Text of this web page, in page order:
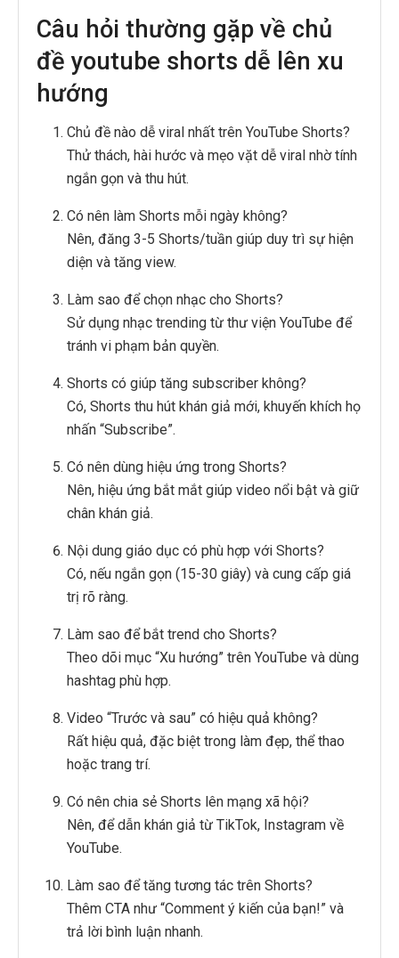
Câu hỏi thường gặp về chủ
đề youtube shorts dễ lên xu
hướng
Chủ đề nào dễ viral nhất trên YouTube Shorts?
Thử thách, hài hước và mẹo vặt dễ viral nhờ tính
ngắn gọn và thu hút.
Có nên làm Shorts mỗi ngày không?
Nên, đăng 3-5 Shorts/tuần giúp duy trì sự hiện
diện và tăng view.
Làm sao để chọn nhạc cho Shorts?
Sử dụng nhạc trending từ thư viện YouTube để
tránh vi phạm bản quyền.
Shorts có giúp tăng subscriber không?
Có, Shorts thu hút khán giả mới, khuyến khích họ
nhấn “Subscribe”.
Có nên dùng hiệu ứng trong Shorts?
Nên, hiệu ứng bắt mắt giúp video nổi bật và giữ
chân khán giả.
Nội dung giáo dục có phù hợp với Shorts?
Có, nếu ngắn gọn (15-30 giây) và cung cấp giá
trị rõ ràng.
Làm sao để bắt trend cho Shorts?
Theo dõi mục “Xu hướng” trên YouTube và dùng
hashtag phù hợp.
Video “Trước và sau” có hiệu quả không?
Rất hiệu quả, đặc biệt trong làm đẹp, thể thao
hoặc trang trí.
Có nên chia sẻ Shorts lên mạng xã hội?
Nên, để dẫn khán giả từ TikTok, Instagram về
YouTube.
Làm sao để tăng tương tác trên Shorts?
Thêm CTA như “Comment ý kiến của bạn!” và
trả lời bình luận nhanh.